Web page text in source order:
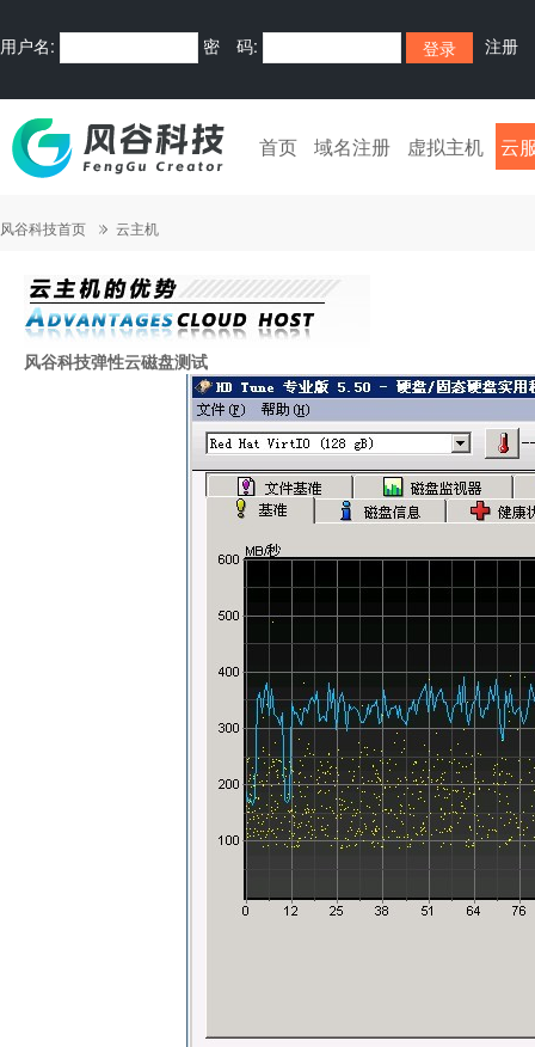
用户名: 密 码: 注册
首页 域名注册 虚拟主机 云
风谷科技首页 云主机
风谷科技弹性云磁盘测试